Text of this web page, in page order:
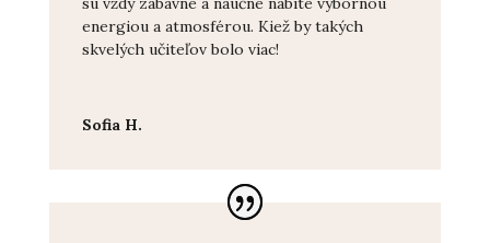
energiou a atmosférou. Kiež by takých
skvelých učiteľov bolo viac!
Sofia H.